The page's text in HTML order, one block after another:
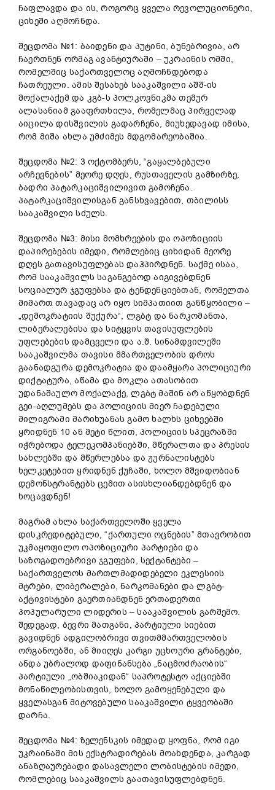
ჩაფლავდა და ის, როგორც ყველა რევოლუციონერი,
ციხეში აღმოჩნდა.
შეცდომა №1: ბაიდენი და პუტინი, ბუნებრივია, არ
ჩაერთნენ ორმაგ ავანტიურაში – უკრაინის ომში,
რომელშიც საქართველოც აღმოჩნდებოდა
ჩათრეული. ამის შესახებ სააკაშვილი აშშ-ის
მოქალაქემ და კგბ-ს პოლკოვნიკმა თემურ
ალასანიამ გააფრთხილა, რომელმაც პირველად
აიცილა დისშვილის გადარჩენა, მიუხედავად იმისა,
რომ მიშა ახლა უმძიმეს მდგომარეობაშია.
შეცდომა №2: 3 ოქტომბერს, “გაყალბებული
არჩევნების” მეორე დღეს, რუსთაველის გამზირზე,
ბადრი პატარკაციშვილივით გამოჩენა.
პატარკაციშვილისგან განსხვავებით, თბილისს
სააკაშვილი სძულს.
შეცდომა №3: მისი მომხრეების და ოპოზიციის
დაპირებების იმედი, რომლებიც ციხიდან მეორე
დღეს გათავისუფლებას დაჰპირდნენ. საქმე ისაა,
რომ სააკაშვილს საგანგებოდ აიგივებდნენ
სოციალურ ჯგუფებსა და ტენდენციებთან, რომელთა
მიმართ თავადაც არ იყო სიმპათიით განწყობილი –
„დემოკრატიის შუქურა“, ლგბტ და ნარკომანთა,
ლიბერალებისა და სიტყვის თავისუფლების
უფლებების დამცველი და ა.შ. სინამდვილეში
სააკაშვილმა თავისი მმართველობის დროს
გაანადგურა დემოკრატია და დაამყარა პოლიციური
დიქტატურა, აწამა და მოკლა ათასობით
უდანაშაულო მოქალაქე, ლგბტ მაშინ არ აწყობდნენ
გეი-აღლუმებს და პოლიციის მიერ ჩადებული
მილიგრამი მარიხუანას გამო ხალხს ციხეებში
ყრიდნენ 10 ან მეტი წლით, პოლიციის სპეცრაზმი
იჭრებოდა ტელეკომპანიებში, მწერალთა და პრესის
სახლებში და მწერლებსა და ჟურნალისტებს
ხელკეტებით ყრიდნენ ქუჩაში, ხოლო მშვიდობიან
დემონსტრანტებს ცემით ასისხლიანდებდნენ და
ხოცავდნენ!
მაგრამ ახლა საქართველოში ყველა
დისკრედიტებული, “ქართული ოცნების” მთავრობით
უკმაყოფილო ოპოზიციური პარტიები და
საზოგადოებრივი ჯგუფები, სექტანტები –
საქართველოს მართლმადიდებელი ეკლესიის
მტრები, ლიბერალები, ნარკომანები და ლგბტ-
აქტივისტები გაერთიანდნენ ერთადერთი
პოპულარული ლიდერის – სააკაშვილის გარშემო.
შედეგად, ბევრი მათგანი, პარტიული სიებით
გავიდნენ ადგილობრივი თვითმმართველობის
ორგანოებში, ან მიიღეს კარგი უცხოური გრანტები,
ანდა უბრალოდ დაფინანსება „ნაცმოძრაობის“
პარტიული „ობშიაკიდან“ საპროტესტო აქციებში
მონაწილეობისთვის, ხოლო გამოყენებული და
ყველასგან მიტოვებული სააკაშვილი ტყვეობაში
დარჩა.
შეცდომა №4: ზელენსკის იმედად ყოფნა, რომ იგი
უკრაინაში მის ექსტრადირებას მოახდენდა, კარგად
ანაზღაურებადი დასავლელი ლობისტების იმედი,
რომლებიც სააკაშვილს გაათავისუფლებდნენ.